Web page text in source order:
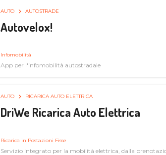
AUTO AUTOSTRADE
Autovelox!
Infomobilità
App per l'infomobilità autostradale
AUTO RICARICA AUTO ELETTRICA
DriWe Ricarica Auto Elettrica
Ricarica in Postazioni Fisse
Servizio integrato per la mobilità elettrica, dalla